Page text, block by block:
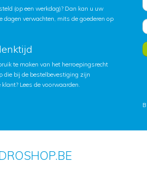
(op een werkdag)? Dan kan u uw
dagen verwachten, mits de goederen op
te maken van het herroepingsrecht
die bij de bestelbevestiging zijn
klant? Lees de voorwaarden.